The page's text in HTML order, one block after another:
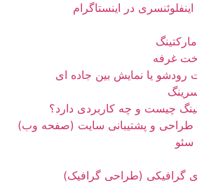
اینفلوئنسری در اینستاگرام
غرفه
رودشو یا نمایش بین جاده ای
چیست و چه کاربردی دارد؟
و پشتیبانی سایت (صفحه وب)
گرافیکی (طراحی گرافیک)